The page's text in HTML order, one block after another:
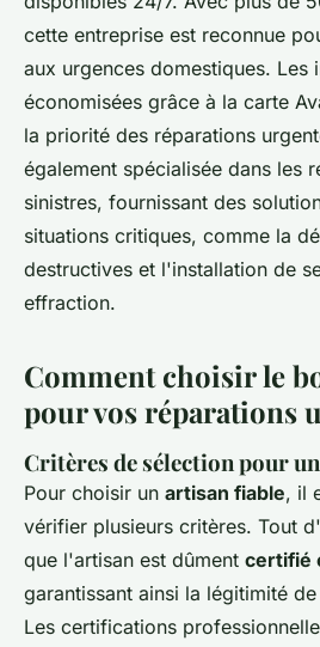
cette entreprise est reconnue
aux urgences domestiques. Les
économisées grâce à la carte
la priorité des réparations
également spécialisée dans les
sinistres, fournissant des
situations critiques, comme la
destructives et l'installation de
effraction.
Comment choisir le
pour vos réparations
Critères de sélection pour
Pour choisir un artisan fiable, il
vérifier plusieurs critères. Tout
que l'artisan est dûment certifié
garantissant ainsi la légitimité
Les certifications